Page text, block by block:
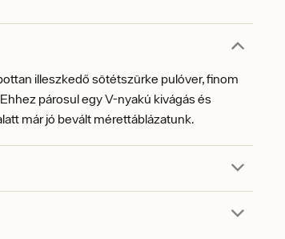
illeszkedő sötétszürke pulóver, finom
párosul egy V-nyakú kivágás és
már jó bevált mérettáblázatunk.